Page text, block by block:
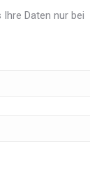
Daten nur bei